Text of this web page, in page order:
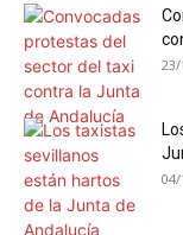
23/
04/